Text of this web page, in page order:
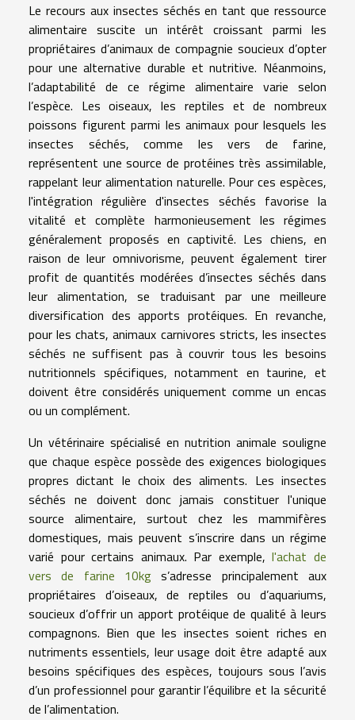
Le recours aux insectes séchés en tant que ressource
alimentaire suscite un intérêt croissant parmi les
propriétaires d’animaux de compagnie soucieux d’opter
pour une alternative durable et nutritive. Néanmoins,
l’adaptabilité de ce régime alimentaire varie selon
l’espèce. Les oiseaux, les reptiles et de nombreux
poissons figurent parmi les animaux pour lesquels les
insectes séchés, comme les vers de farine,
représentent une source de protéines très assimilable,
rappelant leur alimentation naturelle. Pour ces espèces,
l'intégration régulière d'insectes séchés favorise la
vitalité et complète harmonieusement les régimes
généralement proposés en captivité. Les chiens, en
raison de leur omnivorisme, peuvent également tirer
profit de quantités modérées d’insectes séchés dans
leur alimentation, se traduisant par une meilleure
diversification des apports protéiques. En revanche,
pour les chats, animaux carnivores stricts, les insectes
séchés ne suffisent pas à couvrir tous les besoins
nutritionnels spécifiques, notamment en taurine, et
doivent être considérés uniquement comme un encas
ou un complément.
Un vétérinaire spécialisé en nutrition animale souligne
que chaque espèce possède des exigences biologiques
propres dictant le choix des aliments. Les insectes
séchés ne doivent donc jamais constituer l'unique
source alimentaire, surtout chez les mammifères
domestiques, mais peuvent s’inscrire dans un régime
varié pour certains animaux. Par exemple,l'achat de
vers de farine 10kg s’adresse principalement aux
propriétaires d’oiseaux, de reptiles ou d’aquariums,
soucieux d’offrir un apport protéique de qualité à leurs
compagnons. Bien que les insectes soient riches en
nutriments essentiels, leur usage doit être adapté aux
besoins spécifiques des espèces, toujours sous l’avis
d’un professionnel pour garantir l’équilibre et la sécurité
de l’alimentation.